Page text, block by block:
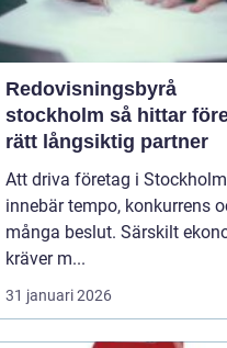
Redovisningsbyrå
stockholm så hittar företag
rätt långsiktig partner
Att driva företag i Stockholm
innebär tempo, konkurrens
många beslut. Särskilt
kräver m...
31 januari 2026